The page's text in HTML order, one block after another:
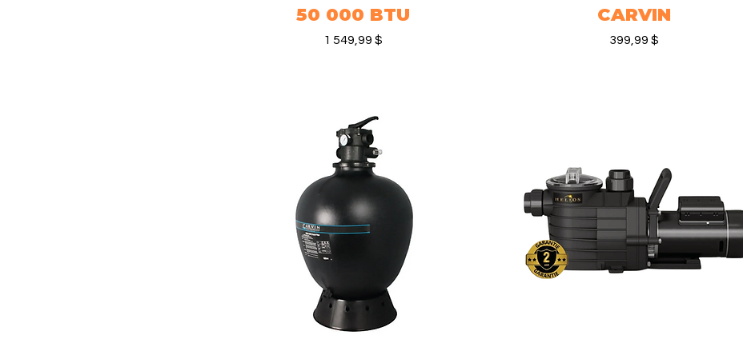
50 000 BTU
Prix
1 549,99 $
CARVIN
Prix
399,99 $